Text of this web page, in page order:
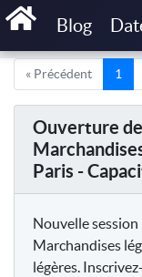
Blog
Accueil Articles
« Précédent 1
Ouverture
Paris -
Nouvelle
Marchandises
légères.